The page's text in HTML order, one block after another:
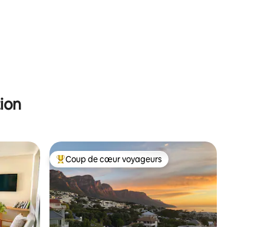
Coups de cœur voyageurs les plus appréciés
Coup de cœur voyageurs